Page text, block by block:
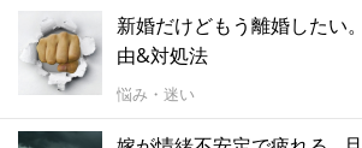
新婚だけどもう離婚したい
由&対処法
悩み・迷い